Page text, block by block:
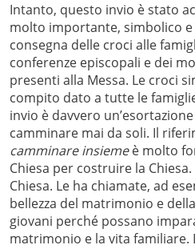
Intanto, questo invio è stato
molto importante, simbolico e
consegna delle croci alle
conferenze episcopali e dei
presenti alla Messa. Le croci
compito dato a tutte le
invio è davvero
camminare mai da soli. Il
camminare insiemeè molto
Chiesa per costruire la
Chiesa. Le ha chiamate, ad
bellezza del matrimonio e
giovani perché possano
matrimonio e la vita familiare.